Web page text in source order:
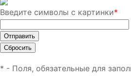
Введите символы с картинки*
* - Поля, обязательные для